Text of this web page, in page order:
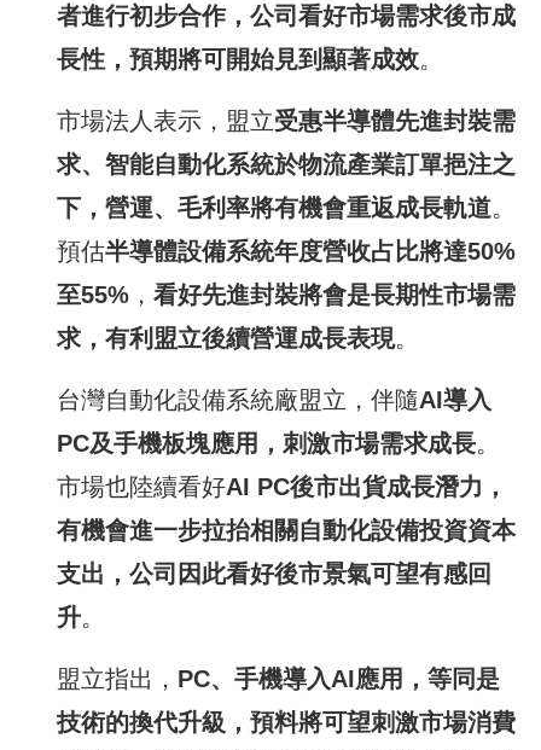
者進行初步合作，公司看好市場需求後市成
長性，預期將可開始見到顯著成效。
市場法人表示，盟立受惠半導體先進封裝需
求、智能自動化系統於物流產業訂單挹注之
下，營運、毛利率將有機會重返成長軌道。
預估半導體設備系統年度營收占比將達50%
至55% ， 看好先進封裝將會是長期性市場需
求，有利盟立後續營運成長表現。
台灣自動化設備系統廠盟立，伴隨AI導入
PC及手機板塊應用，刺激市場需求成長。
市場也陸續看好AI PC後市出貨成長潛力，
有機會進一步拉抬相關自動化設備投資資本
支出，公司因此看好後市景氣可望有感回
升。
盟立指出， PC、手機導入AI應用，等同是
技術的換代升級，預料將可望刺激市場消費